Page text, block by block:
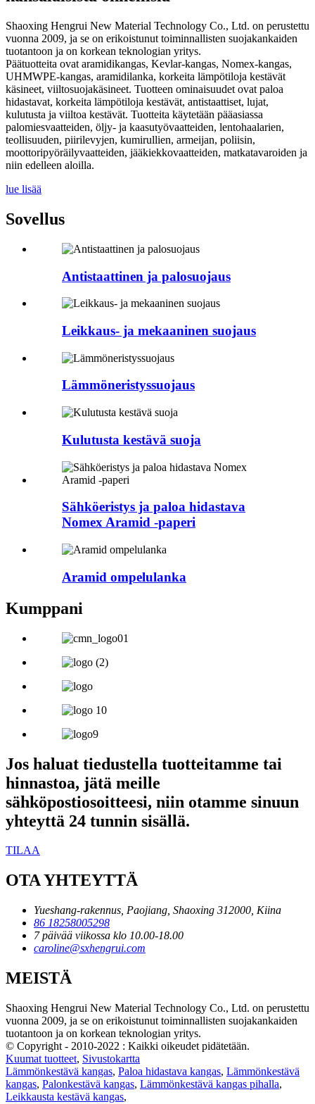
Shaoxing Hengrui New Material Technology Co., Ltd. on perustettu
vuonna 2009, ja se on erikoistunut toiminnallisten suojakankaiden
tuotantoon ja on korkean teknologian yritys.
Päätuotteita ovat aramidikangas, Kevlar-kangas, Nomex-kangas,
UHMWPE-kangas, aramidilanka, korkeita lämpötiloja kestävät
käsineet, viiltosuojakäsineet. Tuotteen ominaisuudet ovat paloa
hidastavat, korkeita lämpötiloja kestävät, antistaattiset, lujat,
kulutusta ja viiltoa kestävät. Tuotteita käytetään pääasiassa
palomiesvaatteiden, öljy- ja kaasutyövaatteiden, lentohaalarien,
teollisuuden, piirilevyjen, kumirullien, armeijan, poliisin,
moottoripyöräilyvaatteiden, jääkiekkovaatteiden, matkatavaroiden ja
niin edelleen aloilla.
lue lisää
Sovellus
Antistaattinen ja palosuojaus
Leikkaus- ja mekaaninen suojaus
Lämmöneristyssuojaus
Kulutusta kestävä suoja
Sähköeristys ja paloa hidastava
Nomex Aramid -paperi
Aramid ompelulanka
Kumppani
Jos haluat tiedustella tuotteitamme tai
hinnastoa, jätä meille
sähköpostiosoitteesi, niin otamme sinuun
yhteyttä 24 tunnin sisällä.
TILAA
OTA YHTEYTTÄ
Yueshang-rakennus, Paojiang, Shaoxing 312000, Kiina
86 18258005298
7 päivää viikossa klo 10.00-18.00
caroline@sxhengrui.com
MEISTÄ
Shaoxing Hengrui New Material Technology Co., Ltd. on perustettu
vuonna 2009, ja se on erikoistunut toiminnallisten suojakankaiden
tuotantoon ja on korkean teknologian yritys.
© Copyright - 2010-2022 : Kaikki oikeudet pidätetään.
Kuumat tuotteet, Sivustokartta
Lämmönkestävä kangas, Paloa hidastava kangas, Lämmönkestävä
kangas, Palonkestävä kangas, Lämmönkestävä kangas pihalla,
Leikkausta kestävä kangas,